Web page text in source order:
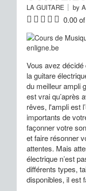
LA GUITARE by
0.00
Vous avez décidé
la guitare
du meilleur ampli
est vrai qu’après
rêves, l'ampli est
importants de
façonner votre
et faire résonner
attentes. Mais
électrique n’est
différents types,
disponibles, il est